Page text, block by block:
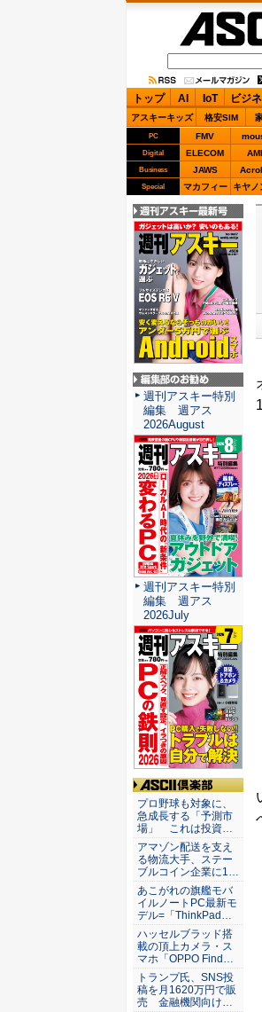
ASCII.jp
トップ AI IoT ビジ
アスキーキッズ 格安SIM
PC FMV
Digital ELECOM
Business JAWS
Special マカフィー キヤノ
週刊アスキー最新
号
編集部のお勧め
週刊アスキー特別
編集 週アス
2026August
週刊アスキー特別
編集 週アス
2026July
ASCII倶楽部
プロ野球も対象に、
急成長する「予測市
場」 これは投資…
アマゾン配送を支え
る物流大手、ステー
ブルコイン企業に1…
あこがれの旗艦モバ
イルノートPC最新モ
デル=「ThinkPad…
ハッセルブラッド搭
載の頂上カメラ・ス
マホ「OPPO Find…
トランプ氏、SNS投
稿を月1620万円で販
売 金融機関向け…